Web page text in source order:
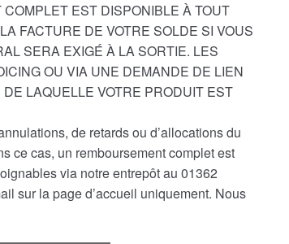
EST DISPONIBLE À TOUT
FACTURE DE VOTRE SOLDE SI VOUS
SERA EXIGÉ À LA SORTIE. LES
OU VIA UNE DEMANDE DE LIEN
LAQUELLE VOTRE PRODUIT EST
de retards ou d’allocations du
ce cas, un remboursement complet est
via notre entrepôt au 01362
sur la page d’accueil uniquement. Nous